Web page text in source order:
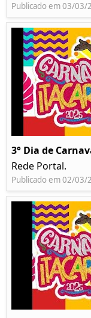
Publicado em 03/03/
3° Dia de
Rede Portal.
Publicado em 02/03/